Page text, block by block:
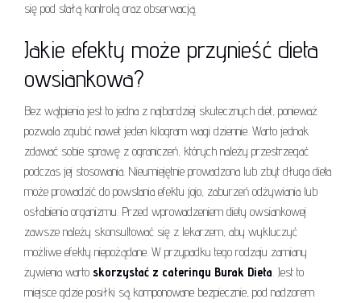
się pod stałą kontrolą oraz obserwacją.
Jakie efekty może przynieść dieta
owsiankowa?
Bez wątpienia jest to jedna z najbardziej skutecznych diet, ponieważ
pozwala zgubić nawet jeden kilogram wagi dziennie. Warto jednak
zdawać sobie sprawę z ograniczeń, których należy przestrzegać
podczas jej stosowania. Nieumiejętnie prowadzona lub zbyt długa dieta
może prowadzić do powstania efektu jojo, zaburzeń odżywiania lub
osłabienia organizmu. Przed wprowadzeniem diety owsiankowej
zawsze należy skonsultować się z lekarzem, aby wykluczyć
możliwe efekty niepożądane. W przypadku tego rodzaju zamiany
żywienia warto skorzystać z cateringu Burak Dieta. Jest to
miejsce gdzie posiłki są komponowane bezpiecznie, pod nadzorem